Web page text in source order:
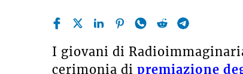
I giovani di
cerimonia di premiazione